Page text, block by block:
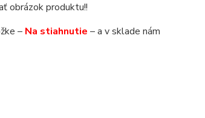
obrázok produktu!!
– Na stiahnutie – a v sklade nám